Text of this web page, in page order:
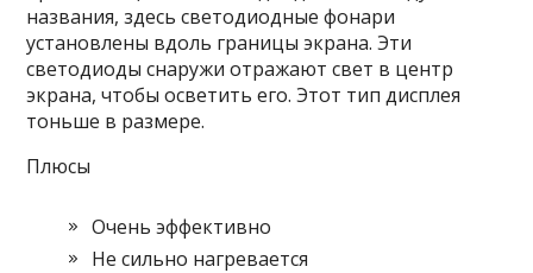
названия, здесь светодиодные фонари
установлены вдоль границы экрана. Эти
светодиоды снаружи отражают свет в центр
экрана, чтобы осветить его. Этот тип дисплея
тоньше в размере.
Плюсы
Очень эффективно
Не сильно нагревается